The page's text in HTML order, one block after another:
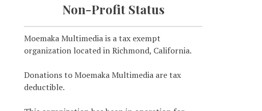
Non-Profit Status
Moemaka Multimedia is a tax exempt
organization located in Richmond, California.
Donations to Moemaka Multimedia are tax
deductible.